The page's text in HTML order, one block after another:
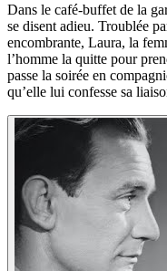
Dans le café-buffet de la
se disent adieu. Troublée
encombrante, Laura, la
l’homme la quitte pour
passe la soirée en
qu’elle lui confesse sa